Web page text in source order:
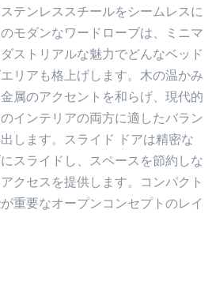
テンレススチールをシームレスに
モダンなワードローブは、ミニマ
ストリアルな魅力でどんなベッド
リアも格上げします。木の温かみ
属のアクセントを和らげ、現代的
インテリアの両方に適したバラン
します。スライド ドアは精密な
スライドし、スペースを節約しな
クセスを提供します。コンパクト
重要なオープンコンセプトのレイ